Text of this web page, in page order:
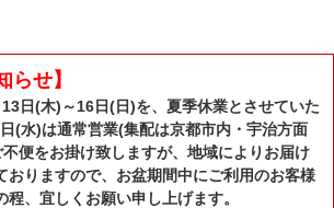
らせ】
日(木)～16日(日)を、夏季休業とさせていた
(水)は通常営業(集配は京都市内・宇治方面
便をお掛け致しますが、地域によりお届け
おりますので、お盆期間中にご利用のお客様
、宜しくお願い申し上げます。